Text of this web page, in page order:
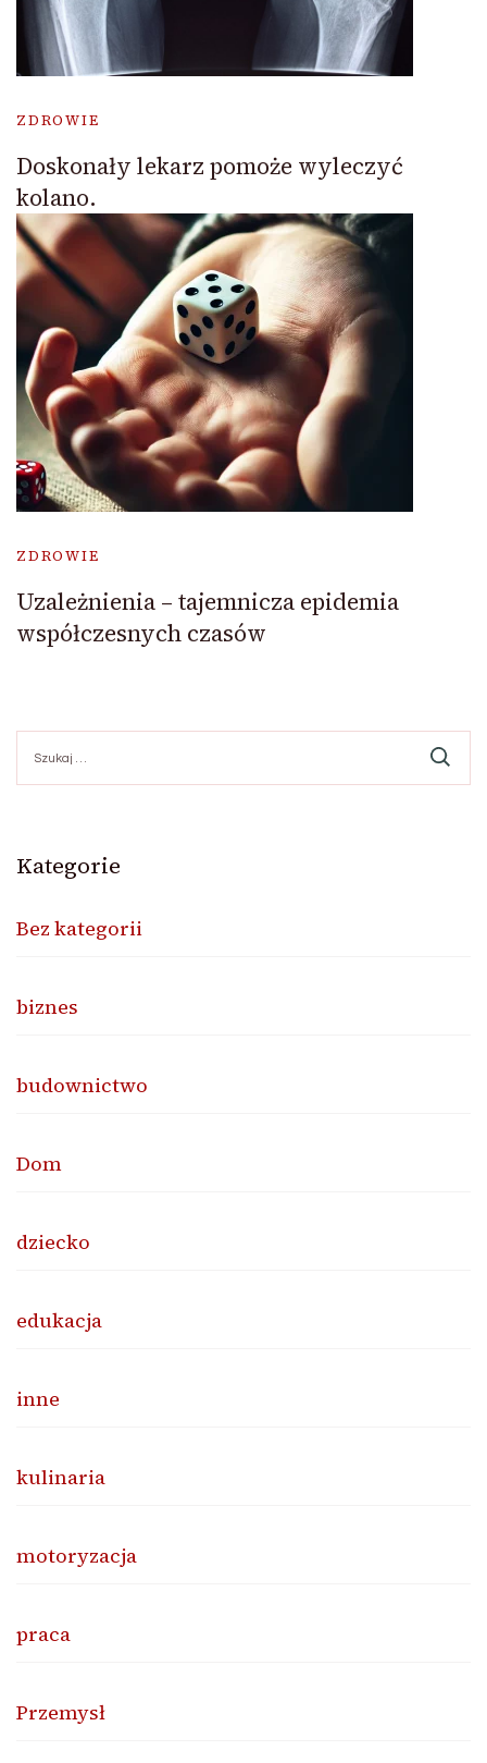
ZDROWIE
Doskonały lekarz pomoże wyleczyć
kolano.
ZDROWIE
Uzależnienia – tajemnicza epidemia
współczesnych czasów
Kategorie
Bez kategorii
biznes
budownictwo
Dom
dziecko
edukacja
inne
kulinaria
motoryzacja
praca
Przemysł